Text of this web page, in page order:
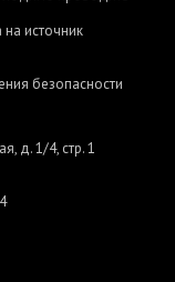
источник
безопасности
д. 1/4, стр. 1